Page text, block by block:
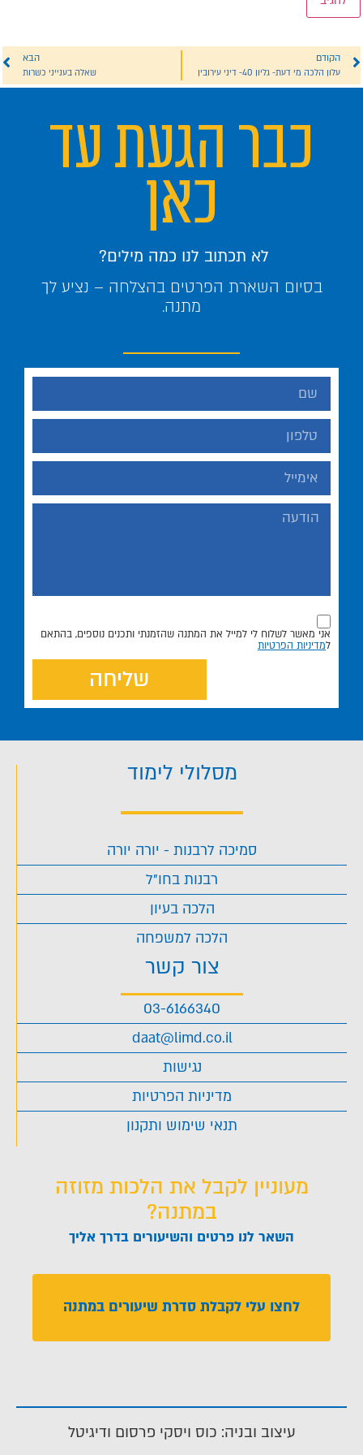
הקודם
עלון הלכה מי דעת- גליון 40- דיני עירובין
הבא
שאלה בענייני כשרות
כבר הגעת עד
כאן
לא תכתוב לנו כמה מילים?
בסיום השארת הפרטים בהצלחה – נציע לך
מתנה.
אני מאשר לשלוח לי למייל את המתנה שהזמנתי ותכנים נוספים, בהתאם
למדיניות הפרטיות
שליחה
מסלולי לימוד
סמיכה לרבנות - יורה יורה
רבנות בחו"ל
הלכה בעיון
הלכה למשפחה
צור קשר
03-6166340
daat@limd.co.il
נגישות
מדיניות הפרטיות
תנאי שימוש ותקנון
מעוניין לקבל את הלכות מזוזה
במתנה?
השאר לנו פרטים והשיעורים בדרך אליך
לחצו עלי לקבלת סדרת שיעורים במתנה
עיצוב ובניה: כוס ויסקי פרסום ודיגיטל